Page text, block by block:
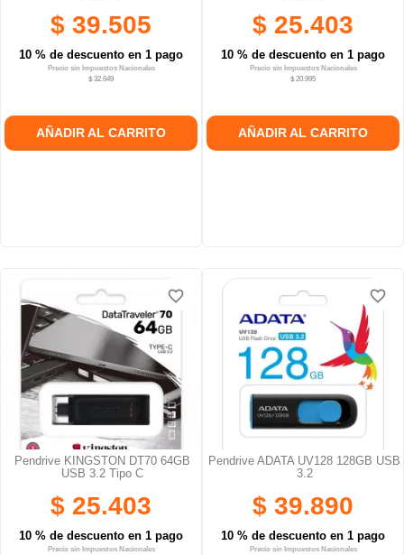
$ 39.505
10 % de descuento en 1 pago
Precio sin Impuestos Nacionales
$ 32.649
AÑADIR AL CARRITO
$ 25.403
10 % de descuento en 1 pago
Precio sin Impuestos Nacionales
$ 20.995
AÑADIR AL CARRITO
Pendrive KINGSTON DT70 64GB
USB 3.2 Tipo C
$ 25.403
10 % de descuento en 1 pago
Precio sin Impuestos Nacionales
favorite_border
favorite_border
Pendrive ADATA UV128 128GB USB
3.2
$ 39.890
10 % de descuento en 1 pago
Precio sin Impuestos Nacionales
favorite_border
favorite_border